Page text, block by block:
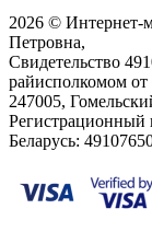
2026 © Интернет-
Петровна,
Свидетельство
райисполкомом от
247005,
Регистрационный
Беларусь: